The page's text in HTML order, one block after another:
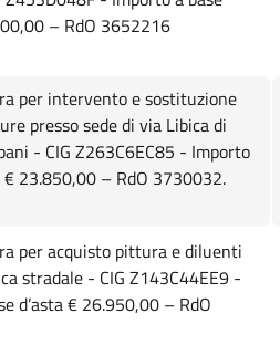
– RdO 3652216
per intervento e sostituzione
presso sede di via Libica di
- CIG Z263C6EC85 - Importo
€ 23.850,00 – RdO 3730032.
per acquisto pittura e diluenti
stradale - CIG Z143C44EE9 -
d’asta € 26.950,00 – RdO